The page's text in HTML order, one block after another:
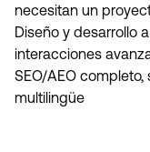
necesitan un
Diseño y desarrollo
interacciones
SEO/AEO completo,
multilingüe